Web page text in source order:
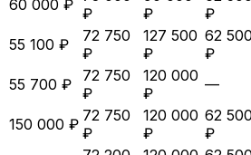
60 000 ₽ ₽
₽
₽
55 100 ₽
72 750
₽
127 500
₽
62
₽
55 700 ₽
72 750
₽
120 000
₽
—
150 000 ₽ 72 750
₽
120 000
₽
62
₽